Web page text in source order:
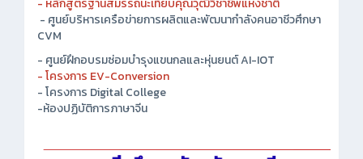
- ศูนย์ปัญญาประดิษฐ์เพื่ออุตสาหกรรม วิทยาลัยเทคนิคชลบุรี
- หลักสูตรฐานสมรรถนะเทียบคุณวุฒิวิชาชีพแห่งชาติ
- ศูนย์บริหารเครือข่ายการผลิตและพัฒนากำลังคนอาชีวศึกษา
CVM
- ศูนย์ฝึกอบรมซ่อมบำรุงแขนกลและหุ่นยนต์ AI-IOT
- โครงการ EV-Conversion
- โครงการ Digital College